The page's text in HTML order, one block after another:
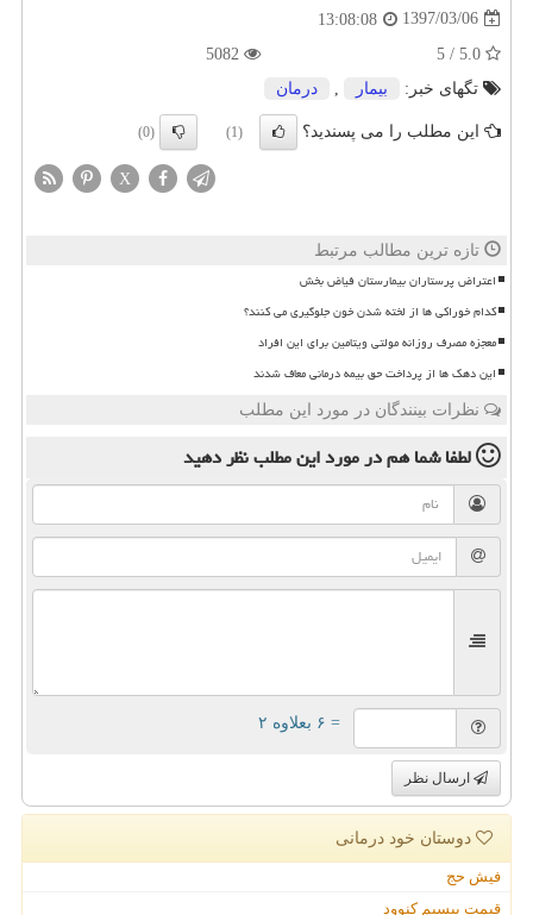
1397/03/06
13:08:08
تگهای خبر:
بیمار درمان
این مطلب را می پسندید؟ (1)
(0)
X
تازه ترین مطالب مرتبط
اعتراض پرستاران بیمارستان فیاض بخش
کدام خوراکی ها از لخته شدن خون جلوگیری می کنند؟
معجزه مصرف روزانه مولتی ویتامین برای این افراد
این دهک ها از پرداخت حق بیمه درمانی معاف شدند
نظرات بینندگان در مورد این مطلب
لطفا شما همدر مورد این مطلبنظر دهید
= ۶ بعلاوه ۲
ارسال نظر
دوستان خود درمانی
فیش حج
قیمت بیسیم کنوود